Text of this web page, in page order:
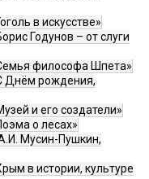
в искусстве»
Годунов – от слуги
философа Шпета»
Днём рождения,
и его создатели»
о лесах»
Мусин-Пушкин,
в истории, культуре